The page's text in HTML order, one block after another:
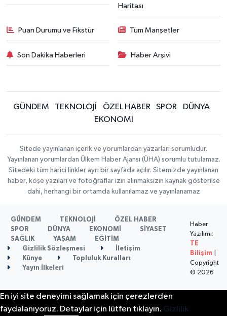
Haritası
Puan Durumu ve Fikstür Tüm Manşetler
Son Dakika Haberleri Haber Arşivi
GÜNDEM TEKNOLOJİ ÖZEL HABER SPOR
DÜNYA
EKONOMİ
Sitede yayınlanan içerik ve yorumlardan yazarları sorumludur.
Yayınlanan yorumlardan Ülkem Haber Ajansı (ÜHA) sorumlu tutulamaz.
Sitedeki tüm harici linkler ayrı bir sayfada açılır. Sitemizde yayınlanan
haber, köşe yazıları ve fotoğraflar izin alınmaksızın kaynak gösterilse
dahi, herhangi bir ortamda kullanılamaz ve yayınlanamaz
GÜNDEM TEKNOLOJİ
ÖZEL HABER
SPOR
DÜNYA EKONOMİ
SİYASET
SAĞLIK
YAŞAM
EĞİTİM
Gizlilik Sözleşmesi
İletişim
Künye
Topluluk Kuralları
Yayın İlkeleri
Haber
Yazılımı:
TE
Bilişim
Copyright
© 2026
En iyi site deneyimi sağlamak için çerezlerden
faydalanıyoruz. Detaylar için lütfen tıklayın. Gizlilik